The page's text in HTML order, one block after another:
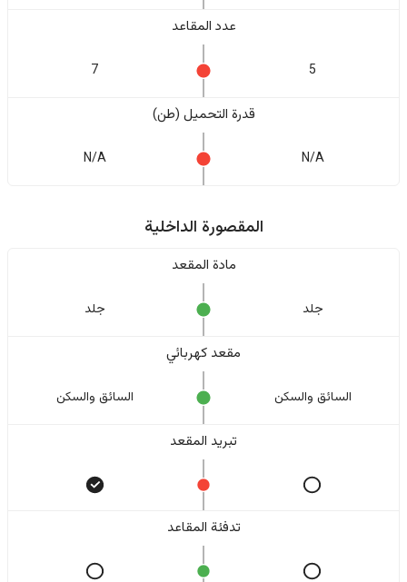
عدد المقاعد
5
7
قدرة التحميل (طن)
N/A
N/A
المقصورة الداخلية
مادة المقعد
جلد جلد
مقعد كهربائي
السائق والسکن السائق والسکن
تبريد المقعد
تدفئة المقاعد